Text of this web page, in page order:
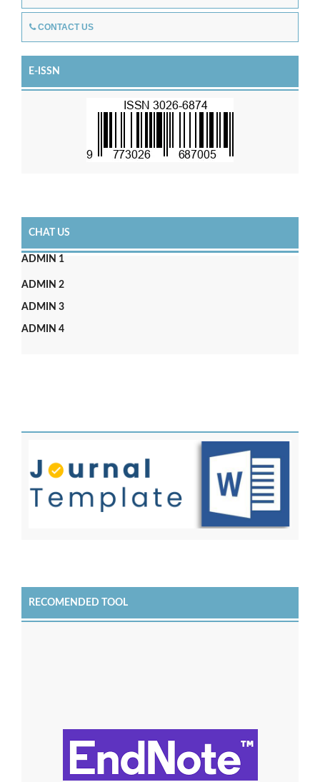
CONTACT US
E-ISSN
CHAT US
ADMIN 1
ADMIN 2
ADMIN 3
ADMIN 4
RECOMENDED TOOL